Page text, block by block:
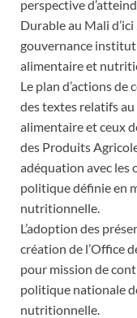
perspective
Durable au Mali
gouvernance
alimentaire et
Le plan d’actions
des textes relatifs
alimentaire et ceux
des Produits
adéquation avec les
politique définie en
nutritionnelle.
L’adoption des
création de l’Office
pour mission de
politique nationale
nutritionnelle.